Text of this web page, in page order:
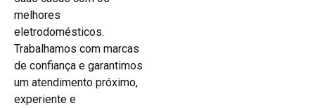
melhores
eletrodomésticos.
Trabalhamos com marcas
de confiança e garantimos
um atendimento próximo,
experiente e